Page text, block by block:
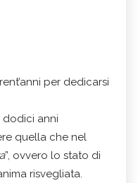
per dedicarsi
dodici anni
quella che nel
”, ovvero lo stato di
risvegliata.